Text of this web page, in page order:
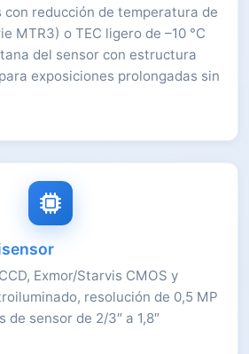
con reducción de temperatura de
MTR3) o TEC ligero de –10 °C
del sensor con estructura
exposiciones prolongadas sin
Exmor/Starvis CMOS y
resolución de 0,5 MP
de sensor de 2/3″ a 1,8″